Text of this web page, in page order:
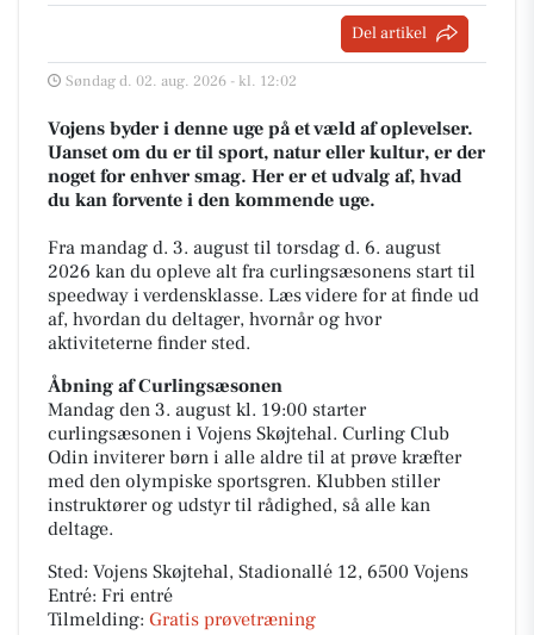
Del artikel
Søndag d. 02. aug. 2026 - kl. 12:02
Vojens byder i denne uge på et væld af oplevelser.
Uanset om du er til sport, natur eller kultur, er der
noget for enhver smag. Her er et udvalg af, hvad
du kan forvente i den kommende uge.
Fra mandag d. 3. august til torsdag d. 6. august
2026 kan du opleve alt fra curlingsæsonens start til
speedway i verdensklasse. Læs videre for at finde ud
af, hvordan du deltager, hvornår og hvor
aktiviteterne finder sted.
Åbning af Curlingsæsonen
Mandag den 3. august kl. 19:00 starter
curlingsæsonen i Vojens Skøjtehal. Curling Club
Odin inviterer børn i alle aldre til at prøve kræfter
med den olympiske sportsgren. Klubben stiller
instruktører og udstyr til rådighed, så alle kan
deltage.
Sted: Vojens Skøjtehal, Stadionallé 12, 6500 Vojens
Entré: Fri entré
Tilmelding: Gratis prøvetræning